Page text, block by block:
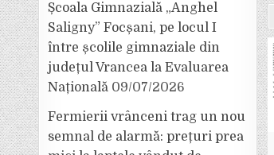
Școala Gimnazială „Anghel
Saligny” Focșani, pe locul I
între școlile gimnaziale din
județul Vrancea la Evaluarea
Națională 09/07/2026
Fermierii vrânceni trag un nou
semnal de alarmă: prețuri prea